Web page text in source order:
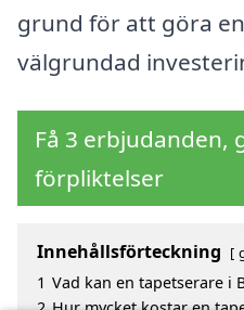
grund för att göra
välgrundad
Få 3 erbjudanden,
förpliktelser
Innehållsförteckning
1 Vad kan en tapetserare i